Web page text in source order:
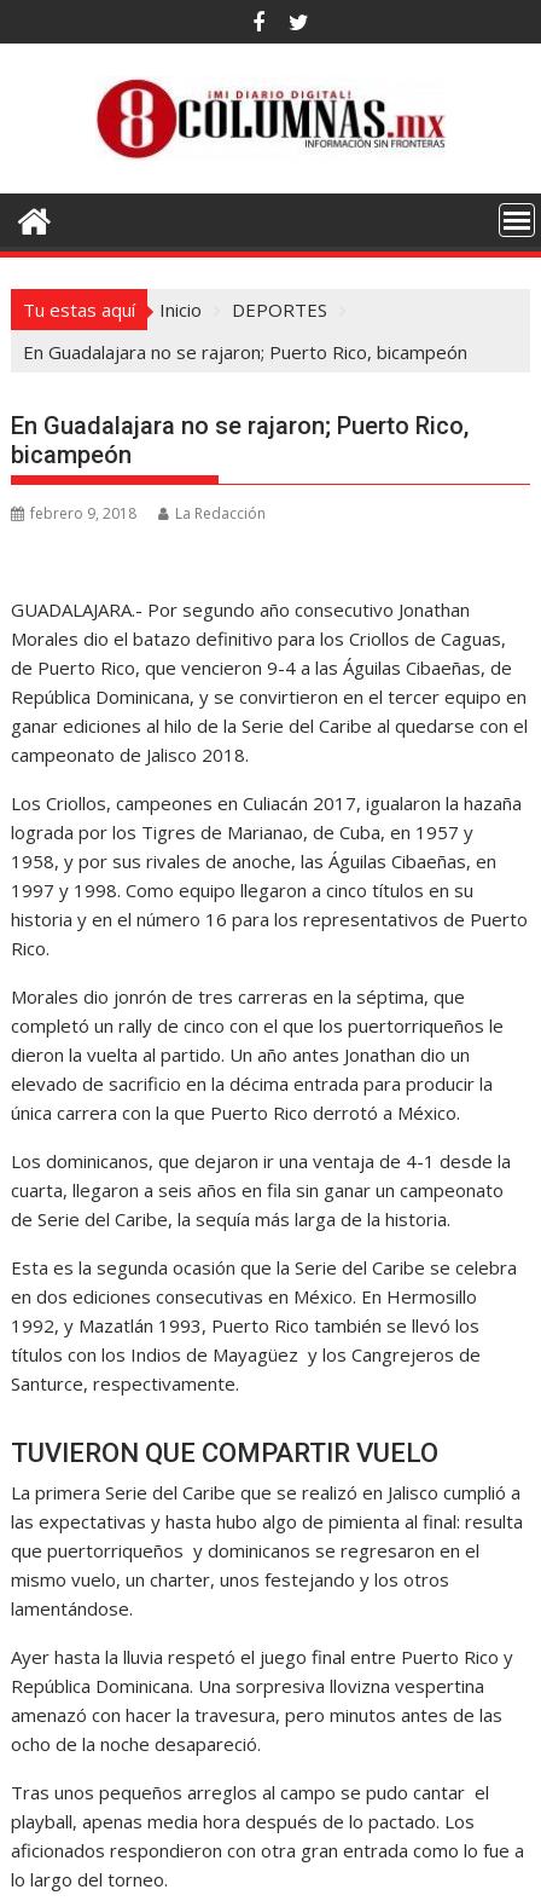
al
Tu estas aquí Inicio
DEPORTES
En Guadalajara no se rajaron; Puerto Rico, bicampeón
En Guadalajara no se rajaron; Puerto Rico,
bicampeón
febrero 9, 2018 La Redacción
GUADALAJARA.- Por segundo año consecutivo Jonathan
Morales dio el batazo definitivo para los Criollos de Caguas,
de Puerto Rico, que vencieron 9-4 a las Águilas Cibaeñas, de
República Dominicana, y se convirtieron en el tercer equipo en
ganar ediciones al hilo de la Serie del Caribe al quedarse con el
campeonato de Jalisco 2018.
Los Criollos, campeones en Culiacán 2017, igualaron la hazaña
lograda por los Tigres de Marianao, de Cuba, en 1957 y
1958, y por sus rivales de anoche, las Águilas Cibaeñas, en
1997 y 1998. Como equipo llegaron a cinco títulos en su
historia y en el número 16 para los representativos de Puerto
Rico.
Morales dio jonrón de tres carreras en la séptima, que
completó un rally de cinco con el que los puertorriqueños le
dieron la vuelta al partido. Un año antes Jonathan dio un
elevado de sacrificio en la décima entrada para producir la
única carrera con la que Puerto Rico derrotó a México.
Los dominicanos, que dejaron ir una ventaja de 4-1 desde la
cuarta, llegaron a seis años en fila sin ganar un campeonato
de Serie del Caribe, la sequía más larga de la historia.
Esta es la segunda ocasión que la Serie del Caribe se celebra
en dos ediciones consecutivas en México. En Hermosillo
1992, y Mazatlán 1993, Puerto Rico también se llevó los
títulos con los Indios de Mayagüez y los Cangrejeros de
Santurce, respectivamente.
TUVIERON QUE COMPARTIR VUELO
La primera Serie del Caribe que se realizó en Jalisco cumplió a
las expectativas y hasta hubo algo de pimienta al final: resulta
que puertorriqueños y dominicanos se regresaron en el
mismo vuelo, un charter, unos festejando y los otros
lamentándose.
Ayer hasta la lluvia respetó el juego final entre Puerto Rico y
República Dominicana. Una sorpresiva llovizna vespertina
amenazó con hacer la travesura, pero minutos antes de las
ocho de la noche desapareció.
Tras unos pequeños arreglos al campo se pudo cantar el
playball, apenas media hora después de lo pactado. Los
aficionados respondieron con otra gran entrada como lo fue a
lo largo del torneo.